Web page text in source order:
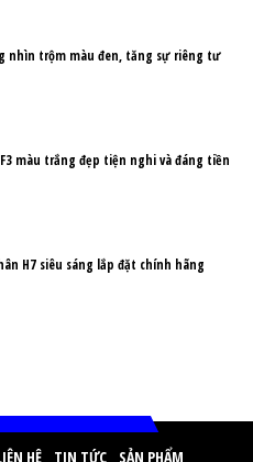
nhìn trộm màu đen, tăng sự riêng tư
màu trắng đẹp tiện nghi và đáng tiền
H7 siêu sáng lắp đặt chính hãng
HỆ TIN TỨC SẢN PHẨM